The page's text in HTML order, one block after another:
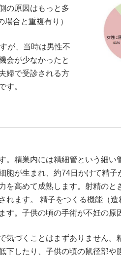
の原因はもっと多
合と重複有り）
が、当時は男性不
会が少なかったと
婦で受診される方
す。
。精巣内には精細管という細い
胞が生まれ、約74日かけて精子
を高めて成熟します。射精のと
れます。 精子をつくる機能（造
。子供の頃の手術が不妊の原
気づくことはまずありません。
下したり、子供の頃の鼠径部や